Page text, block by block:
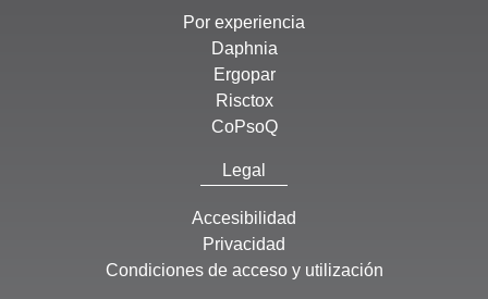
Por experiencia
Daphnia
Ergopar
Risctox
CoPsoQ
Legal
Accesibilidad
Privacidad
Condiciones de acceso y utilización